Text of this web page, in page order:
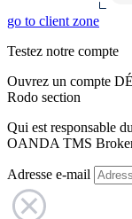
go to client zone
Testez notre compte
Ouvrez un compte
Rodo section
Qui est responsable
OANDA TMS
Adresse e-mail